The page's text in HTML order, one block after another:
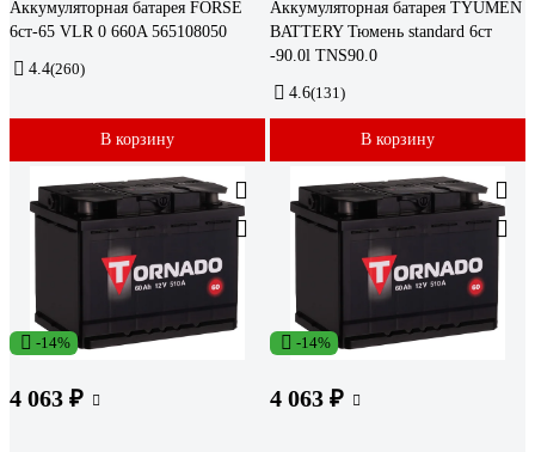
Аккумуляторная батарея FORSE
6ст-65 VLR 0 660A 565108050
4.4(260)
В корзину
Аккумуляторная батарея TYUMEN
BATTERY Тюмень standard 6ст
-90.0l TNS90.0
4.6(131)
В корзину
-14%
4 063 ₽
-14%
4 063 ₽